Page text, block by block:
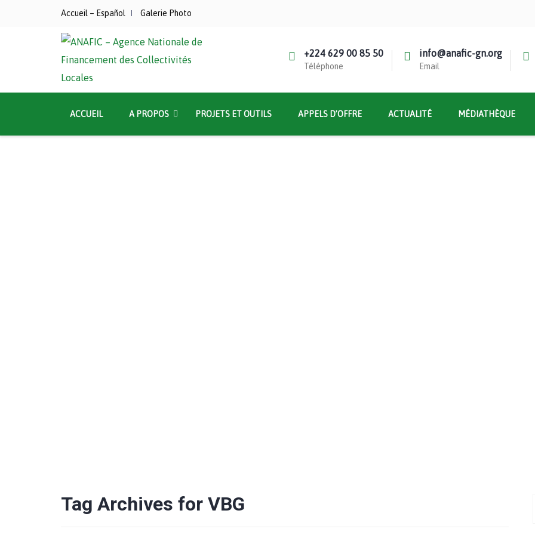
Accueil – Español Galerie Photo
+224 629 00 85 50
Téléphone
info@anafic-gn.org
Email
ACCUEIL A PROPOS PROJETS ET OUTILS APPELS D’OFFRE ACTUALITÉ MÉDIATHÈQUE
Tag Archives for VBG